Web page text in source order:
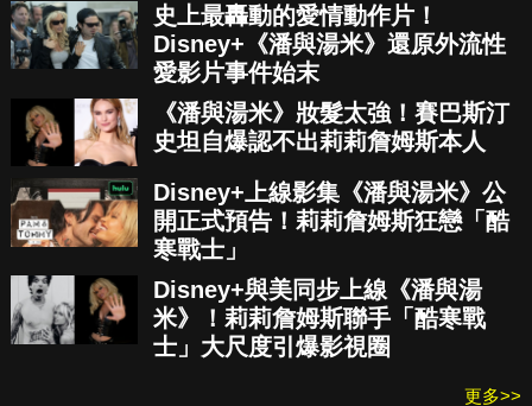
史上最轟動的愛情動作片！
Disney+《潘與湯米》還原外流性
愛影片事件始末
《潘與湯米》妝髮太強！賽巴斯汀
史坦自爆認不出莉莉詹姆斯本人
Disney+上線影集《潘與湯米》公
開正式預告！莉莉詹姆斯狂戀「酷
寒戰士」
Disney+與美同步上線《潘與湯
米》！莉莉詹姆斯聯手「酷寒戰
士」大尺度引爆影視圈
更多>>